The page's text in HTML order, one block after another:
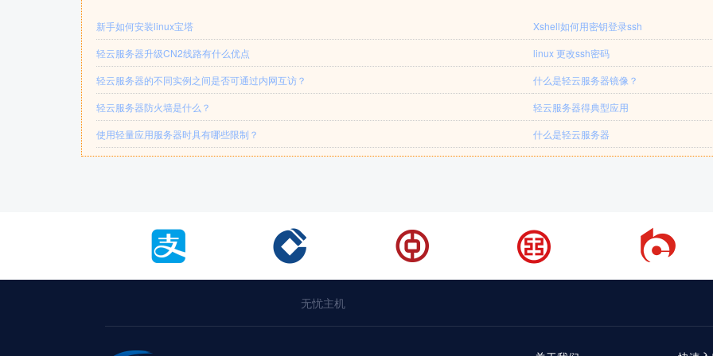
新手如何安装linux宝塔
Xshell如何用密钥登录ssh
轻云服务器升级CN2线路有什么优点
linux 更改ssh密码
轻云服务器的不同实例之间是否可通过内网互访？
什么是轻云服务器镜像？
轻云服务器防火墙是什么？
轻云服务器得典型应用
使用轻量应用服务器时具有哪些限制？
什么是轻云服务器
无忧主机